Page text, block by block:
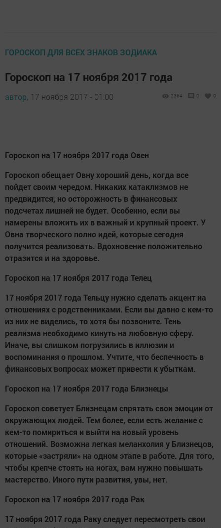
ГОРОСКОП ДЛЯ ВСЕХ ЗНАКОВ ЗОДИАКА
Гороскоп на 17 ноября 2017 года
автор, 17 ноября 2017 - 01:00 2364 0 0
Гороскоп на 17 ноября 2017 года Овен
Гороскоп обещает Овну хороший день, когда все
пойдет своим чередом. Никаких катаклизмов не
предвидится, но осторожность в финансовых
подсчетах лишней не будет. Особенно, если вы
намерены вложить их в важный и крупный проект. У
Овна творческого полно идей, которые сегодня
получится реализовать. Вдохновение положительно
отразится и на здоровье.
Гороскоп на 17 ноября 2017 года Телец
17 ноября 2017 года Тельцу нужно сделать акцент на
отношениях с родственниками. Если вы давно с кем-то
из них не виделись, то хотя бы позвоните. Тень
реализма необходимо кинуть на любовную сферу.
Иначе, вы слишком погрузились в иллюзии и
воспоминания о прошлом. Учтите, что беспечность в
финансовых вопросах может привести к убыткам.
Гороскоп на 17 ноября 2017 года Близнецы
Гороскоп советует Близнецам спрятать свои эмоции от
окружающих людей. Тем более, если есть желание с
кем-то помириться и выйти на новый уровень
отношений. Возможна легкая меланхолия у Близнецов,
которые «застряли» на одном этапе в работе. Для того,
чтобы крепче стоять на ногах, вам нужно повышать
мастерство. Иного пути развития, увы, нет.
Гороскоп на 17 ноября 2017 года Рак
17 ноября 2017 года Раку следует пересмотреть свои